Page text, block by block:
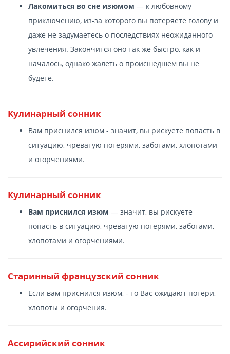
Лакомиться во сне изюмом — к любовному
приключению, из-за которого вы потеряете голову и
даже не задумаетесь о последствиях неожиданного
увлечения. Закончится оно так же быстро, как и
началось, однако жалеть о происшедшем вы не
будете.
Кулинарный сонник
Вам приснился изюм - значит, вы рискуете попасть в
ситуацию, чреватую потерями, заботами, хлопотами
и огорчениями.
Кулинарный сонник
Вам приснился изюм — значит, вы рискуете
попасть в ситуацию, чреватую потерями, заботами,
хлопотами и огорчениями.
Старинный французский сонник
Если вам приснился изюм, - то Вас ожидают потери,
хлопоты и огорчения.
Ассирийский сонник